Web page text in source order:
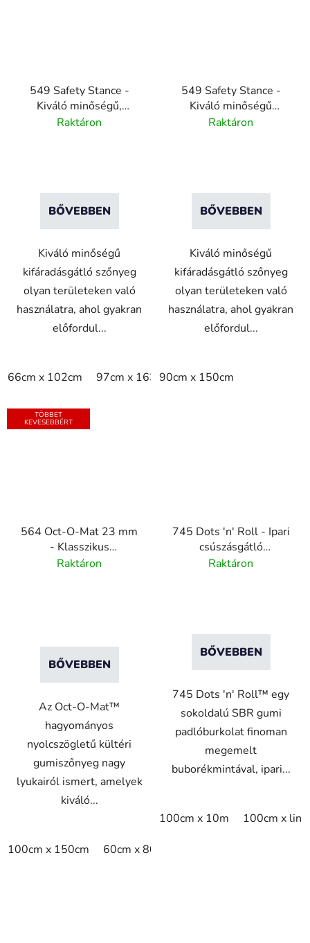
549 Safety Stance -
Kiváló minőségű,
fáradásgátló nitril
Raktáron
BŐVEBBEN
Kiváló minőségű
kifáradásgátló szőnyeg
olyan területeken való
használatra, ahol gyakran
előfordul...
66cm x 102cm 97cm x 163cm 97cm x 315cm
549 Safety Stance -
Kiváló minőségű
fáradtsággátló nitril
Raktáron
BŐVEBBEN
Kiváló minőségű
kifáradásgátló szőnyeg
olyan területeken való
használatra, ahol gyakran
előfordul...
90cm x 150cm
TÖBBET
KEVESEBBÉRT
564 Oct-O-Mat 23 mm
- Klasszikus
nyolcszögletű bejárati
Raktáron
BŐVEBBEN
Az Oct-O-Mat™
hagyományos
nyolcszögletű kültéri
gumiszőnyeg nagy
lyukairól ismert, amelyek
kiváló...
100cm x 150cm 60cm x 80cm
745 Dots 'n' Roll - Ipari
csúszásgátló
gumiszőnyeg buborékos
Raktáron
BŐVEBBEN
745 Dots 'n' Roll™ egy
sokoldalú SBR gumi
padlóburkolat finoman
megemelt
buborékmintával, ipari...
100cm x 10m 100cm x